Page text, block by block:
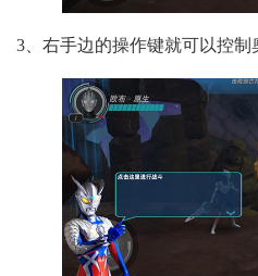
3、右手边的操作键就可以控制